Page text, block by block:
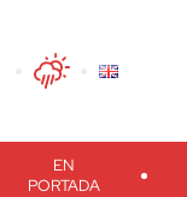
TwitterFacebook
Threads
Instagram
EN
PORTADA